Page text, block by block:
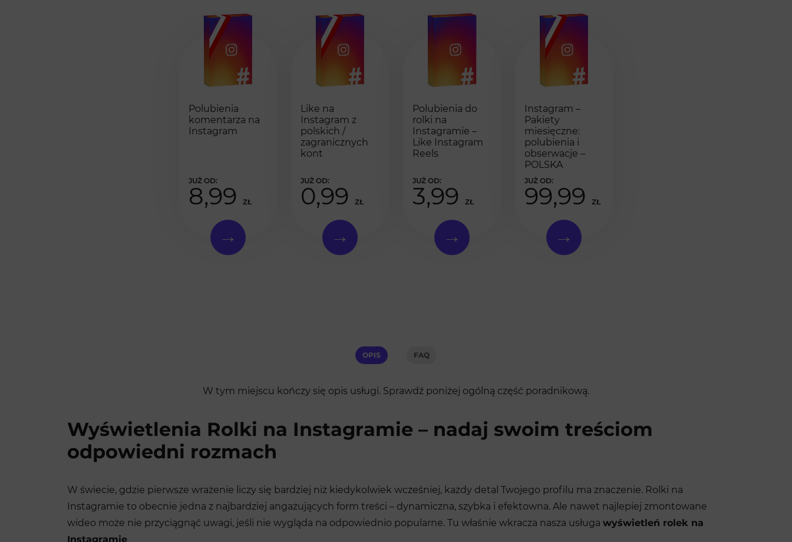
Polubienia
komentarza na
Instagram
8,99 ZŁ
Like na
Instagram z
polskich /
zagranicznych
kont
0,99 ZŁ
Polubienia do
rolki na
Instagramie –
Like Instagram
Reels
3,99 ZŁ
Instagram –
Pakiety
miesięczne:
polubienia i
obserwacje –
POLSKA
99,99 ZŁ
OPIS FAQ
W tym miejscu kończy się opis usługi. Sprawdź poniżej ogólną część poradnikową.
Wyświetlenia Rolki na Instagramie – nadaj swoim treściom
odpowiedni rozmach
W świecie, gdzie pierwsze wrażenie liczy się bardziej niż kiedykolwiek wcześniej, każdy detal Twojego profilu ma znaczenie. Rolki na
Instagramie to obecnie jedna z najbardziej angażujących form treści – dynamiczna, szybka i efektowna. Ale nawet najlepiej zmontowane
wideo może nie przyciągnąć uwagi, jeśli nie wygląda na odpowiednio popularne. Tu właśnie wkracza nasza usługa wyświetleń rolek na
Instagramie